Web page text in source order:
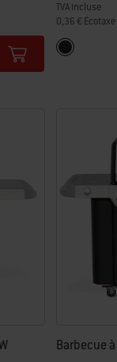
TVA incluse
0,36 € Écotaxe
Color Options
Noir
Barbecue